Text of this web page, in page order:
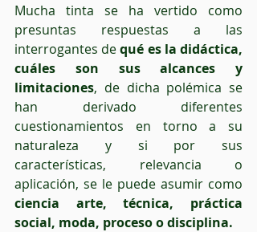
Mucha tinta se ha vertido como
presuntas respuestas a las
interrogantes de qué es la didáctica,
cuáles son sus alcances y
limitaciones, de dicha polémica se
han derivado diferentes
cuestionamientos en torno a su
naturaleza y si por sus
características, relevancia o
aplicación, se le puede asumir como
ciencia arte, técnica, práctica
social, moda, proceso o disciplina.